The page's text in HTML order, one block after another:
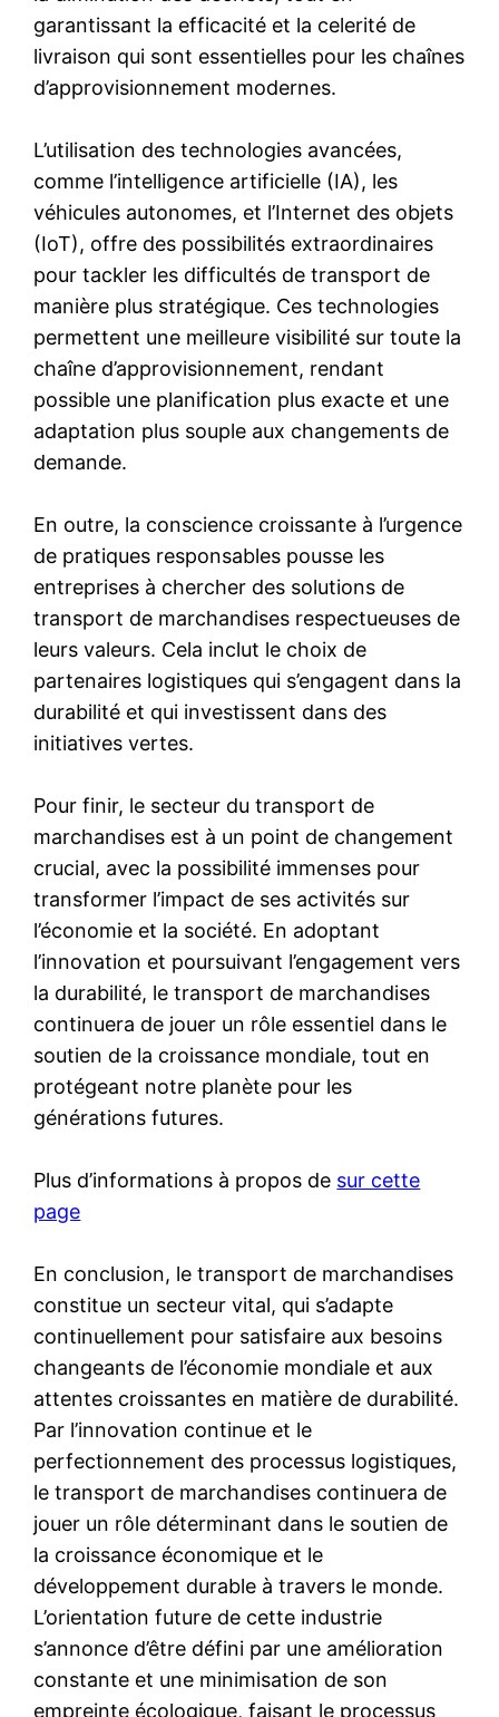
garantissant la efficacité et la celerité de
livraison qui sont essentielles pour les chaînes
d’approvisionnement modernes.
L’utilisation des technologies avancées,
comme l’intelligence artificielle (IA), les
véhicules autonomes, et l’Internet des objets
(IoT), offre des possibilités extraordinaires
pour tackler les difficultés de transport de
manière plus stratégique. Ces technologies
permettent une meilleure visibilité sur toute la
chaîne d’approvisionnement, rendant
possible une planification plus exacte et une
adaptation plus souple aux changements de
demande.
En outre, la conscience croissante à l’urgence
de pratiques responsables pousse les
entreprises à chercher des solutions de
transport de marchandises respectueuses de
leurs valeurs. Cela inclut le choix de
partenaires logistiques qui s’engagent dans la
durabilité et qui investissent dans des
initiatives vertes.
Pour finir, le secteur du transport de
marchandises est à un point de changement
crucial, avec la possibilité immenses pour
transformer l’impact de ses activités sur
l’économie et la société. En adoptant
l’innovation et poursuivant l’engagement vers
la durabilité, le transport de marchandises
continuera de jouer un rôle essentiel dans le
soutien de la croissance mondiale, tout en
protégeant notre planète pour les
générations futures.
Plus d’informations à propos de sur cette
page
En conclusion, le transport de marchandises
constitue un secteur vital, qui s’adapte
continuellement pour satisfaire aux besoins
changeants de l’économie mondiale et aux
attentes croissantes en matière de durabilité.
Par l’innovation continue et le
perfectionnement des processus logistiques,
le transport de marchandises continuera de
jouer un rôle déterminant dans le soutien de
la croissance économique et le
développement durable à travers le monde.
L’orientation future de cette industrie
s’annonce d’être défini par une amélioration
constante et une minimisation de son
empreinte écologique, faisant le processus